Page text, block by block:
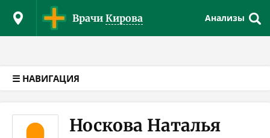
Врачи Кирова Анализы
☰ НАВИГАЦИЯ
Носкова Наталья